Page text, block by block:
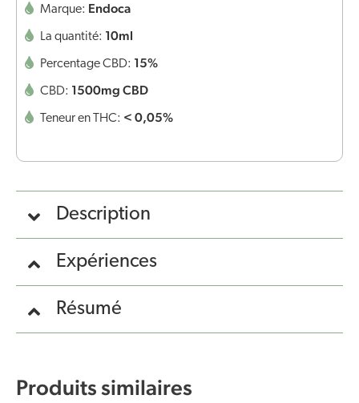
Marque: Endoca
La quantité: 10ml
Percentage CBD: 15%
CBD: 1500mg CBD
Teneur en THC: < 0,05%
Description
Expériences
Résumé
Produits similaires